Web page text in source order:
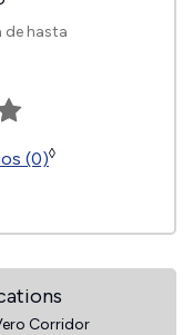
de hasta
(0)◊
Corridor